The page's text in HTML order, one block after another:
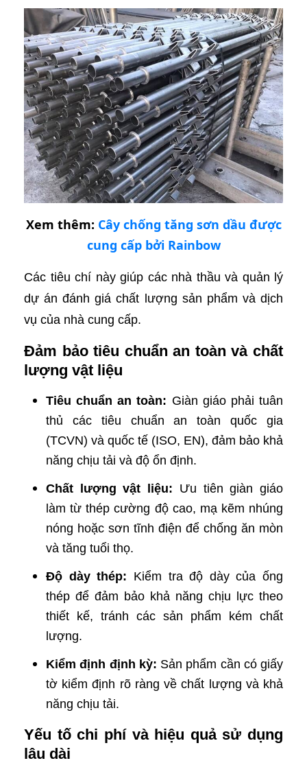
Xem thêm: Cây chống tăng sơn dầu được
cung cấp bởi Rainbow
Các tiêu chí này giúp các nhà thầu và quản lý
dự án đánh giá chất lượng sản phẩm và dịch
vụ của nhà cung cấp.
Đảm bảo tiêu chuẩn an toàn và chất
lượng vật liệu
Tiêu chuẩn an toàn: Giàn giáo phải tuân
thủ các tiêu chuẩn an toàn quốc gia
(TCVN) và quốc tế (ISO, EN), đảm bảo khả
năng chịu tải và độ ổn định.
Chất lượng vật liệu: Ưu tiên giàn giáo
làm từ thép cường độ cao, mạ kẽm nhúng
nóng hoặc sơn tĩnh điện để chống ăn mòn
và tăng tuổi thọ.
Độ dày thép: Kiểm tra độ dày của ống
thép để đảm bảo khả năng chịu lực theo
thiết kế, tránh các sản phẩm kém chất
lượng.
Kiểm định định kỳ: Sản phẩm cần có giấy
tờ kiểm định rõ ràng về chất lượng và khả
năng chịu tải.
Yếu tố chi phí và hiệu quả sử dụng
lâu dài